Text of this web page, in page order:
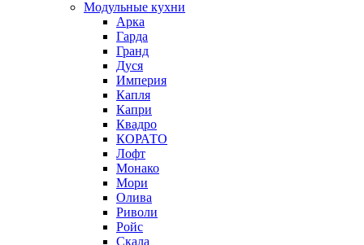
Модульные кухни
Арка
Гарда
Гранд
Дуся
Империя
Капля
Капри
Квадро
КОРАТО
Лофт
Монако
Мори
Олива
Риволи
Ройс
Скала